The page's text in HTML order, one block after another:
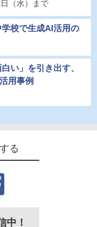
（水）まで
校で生成AI活用の
い」を引き出す、
用事例
る
中！